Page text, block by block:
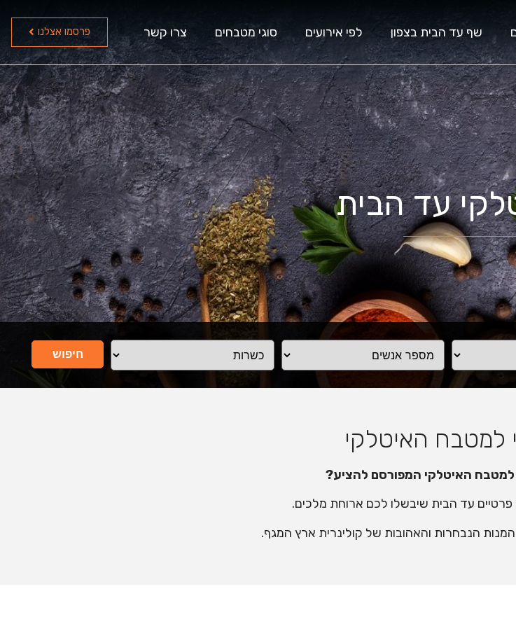
שף עד הבית בצפון לפי אירועים סוגי מטבחים צרו קשר פרסמו אצלנו
עד הבית
חיפוש
למטבח האיטלקי
למטבח האיטלקי המפורסם להציע?
פרטיים עד הבית שיבשלו לכם ארוחת מלכים.
הנבחרות והאהובות של קולינרית ארץ המגף.